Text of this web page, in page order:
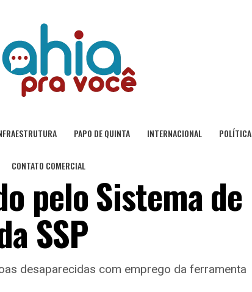
PAPO DE QUINTA INTERNACIONAL POLÍTICA
CONTATO COMERCIAL
pelo Sistema de
SSP
desaparecidas com emprego da ferramenta